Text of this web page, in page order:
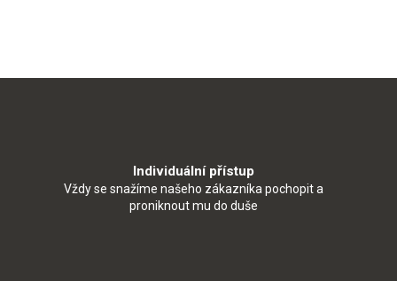
Individuální přístup
Vždy se snažíme našeho zákazníka pochopit a
proniknout mu do duše